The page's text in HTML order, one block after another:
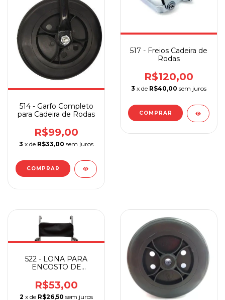
514 - Garfo Completo
para Cadeira de Rodas
R$99,00
3 x de R$33,00 sem juros
COMPRAR
517 - Freios Cadeira de
Rodas
R$120,00
3 x de R$40,00 sem juros
522 - LONA PARA
ENCOSTO DE
RI/DB/POP BR ALUM
R$53,00
2 x de R$26,50 sem juros